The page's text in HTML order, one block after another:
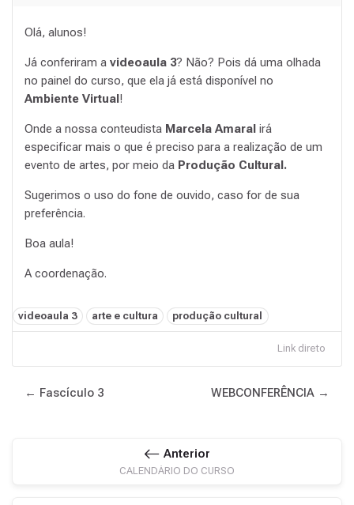
Olá, alunos!
Já conferiram a videoaula 3? Não? Pois dá uma olhada
no painel do curso, que ela já está disponível no
Ambiente Virtual!
Onde a nossa conteudista Marcela Amaral irá
especificar mais o que é preciso para a realização de um
evento de artes, por meio da Produção Cultural.
Sugerimos o uso do fone de ouvido, caso for de sua
preferência.
Boa aula!
A coordenação.
Tags:
videoaula 3 arte e cultura produção cultural
Link direto
← Fascículo 3 WEBCONFERÊNCIA →
Anterior
CALENDÁRIO DO CURSO